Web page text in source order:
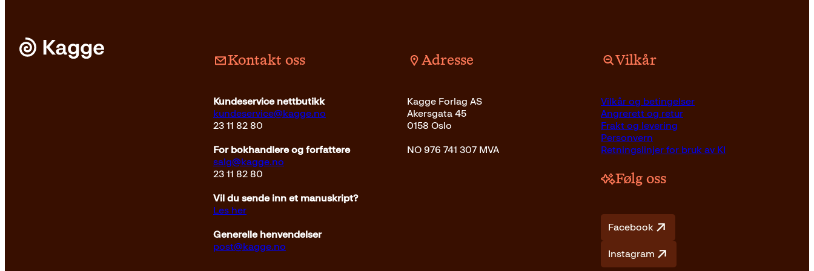
Kontakt oss
Kundeservice nettbutikk
kundeservice@kagge.no
23 11 82 80
For bokhandlere og forfattere
salg@kagge.no
23 11 82 80
Vil du sende inn et manuskript?
Les her
Generelle henvendelser
post@kagge.no
Adresse
Kagge Forlag AS
Akersgata 45
0158 Oslo
NO 976 741 307 MVA
Vilkår
Vilkår og betingelser
Angrerett og retur
Frakt og levering
Personvern
Retningslinjer for bruk av KI
Følg oss
Facebook
Instagram